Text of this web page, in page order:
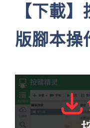
【下載
版腳本操